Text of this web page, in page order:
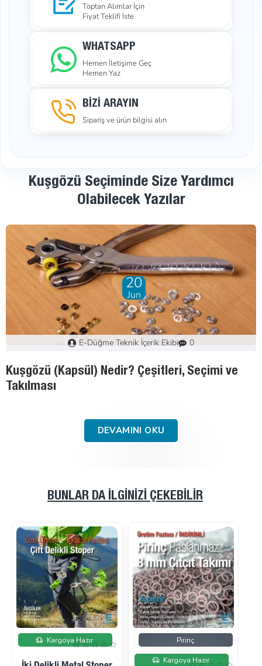
Toptan Alımlar İçin
Fiyat Teklifi İste
WHATSAPP
Hemen İletişime Geç
Hemen Yaz
BİZİ ARAYIN
Sipariş ve ürün bilgisi alın
Kuşgözü Seçiminde Size Yardımcı
Olabilecek Yazılar
07
Mar
e-button 0
Kuşgözü Nasıl Takılır? Pres Makinesi ile Adım
Adım Rehber
DEVAMINI OKU
BUNLAR DA İLGINIZI ÇEKEBILIR
İndirimde
Pirinç
Kargoya Hazır
Pirinç
Kargoya Hazır